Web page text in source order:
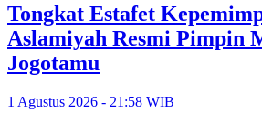
Tongkat Estafet
Aslamiyah Resmi Pimpin
Jogotamu
1 Agustus 2026 - 21:58 WIB